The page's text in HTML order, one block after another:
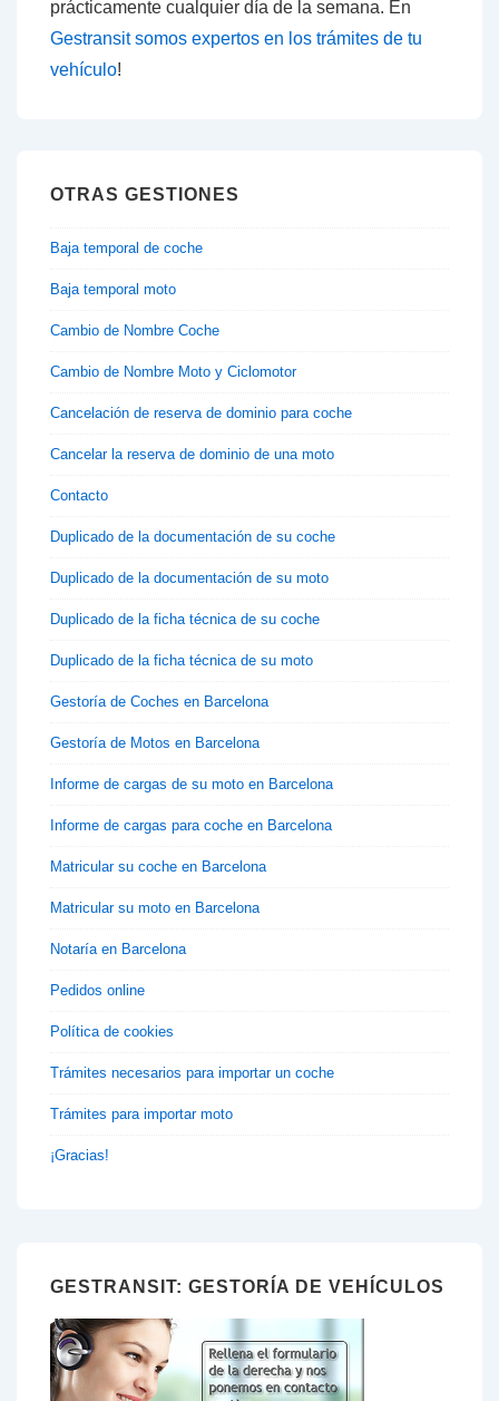
prácticamente cualquier día de la semana. En
Gestransit somos expertos en los trámites de tu
vehículo!
OTRAS GESTIONES
Baja temporal de coche
Baja temporal moto
Cambio de Nombre Coche
Cambio de Nombre Moto y Ciclomotor
Cancelación de reserva de dominio para coche
Cancelar la reserva de dominio de una moto
Contacto
Duplicado de la documentación de su coche
Duplicado de la documentación de su moto
Duplicado de la ficha técnica de su coche
Duplicado de la ficha técnica de su moto
Gestoría de Coches en Barcelona
Gestoría de Motos en Barcelona
Informe de cargas de su moto en Barcelona
Informe de cargas para coche en Barcelona
Matricular su coche en Barcelona
Matricular su moto en Barcelona
Notaría en Barcelona
Pedidos online
Política de cookies
Trámites necesarios para importar un coche
Trámites para importar moto
¡Gracias!
GESTRANSIT: GESTORÍA DE VEHÍCULOS